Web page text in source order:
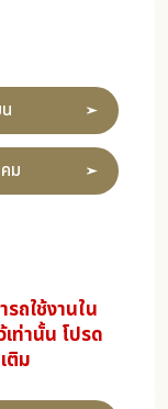
ม
ถใช้งานใน
ท่านั้น โปรด
ติม